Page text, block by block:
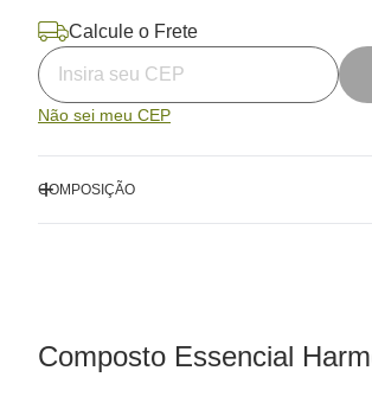
Calcule o Frete
Não sei meu CEP
COMPOSIÇÃO
Composto Essencial